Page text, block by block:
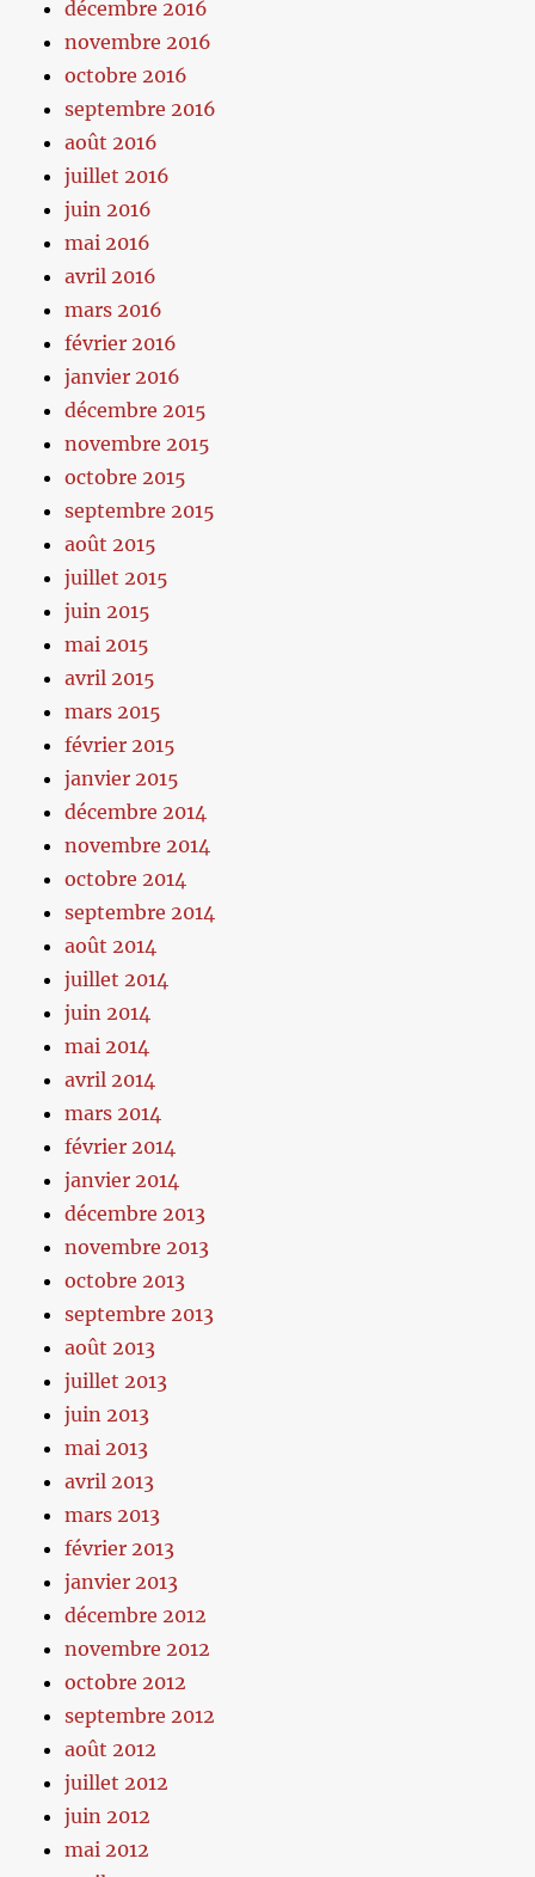
décembre 2016
novembre 2016
octobre 2016
septembre 2016
août 2016
juillet 2016
juin 2016
mai 2016
avril 2016
mars 2016
février 2016
janvier 2016
décembre 2015
novembre 2015
octobre 2015
septembre 2015
août 2015
juillet 2015
juin 2015
mai 2015
avril 2015
mars 2015
février 2015
janvier 2015
décembre 2014
novembre 2014
octobre 2014
septembre 2014
août 2014
juillet 2014
juin 2014
mai 2014
avril 2014
mars 2014
février 2014
janvier 2014
décembre 2013
novembre 2013
octobre 2013
septembre 2013
août 2013
juillet 2013
juin 2013
mai 2013
avril 2013
mars 2013
février 2013
janvier 2013
décembre 2012
novembre 2012
octobre 2012
septembre 2012
août 2012
juillet 2012
juin 2012
mai 2012